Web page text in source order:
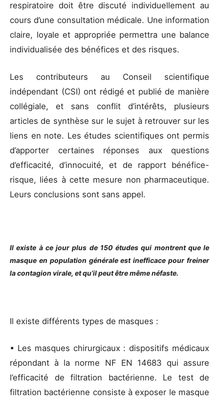
respiratoire doit être discuté individuellement au
cours d’une consultation médicale. Une information
claire, loyale et appropriée permettra une balance
individualisée des bénéfices et des risques.
Les contributeurs au Conseil scientifique
indépendant (CSI) ont rédigé et publié de manière
collégiale, et sans conflit d’intérêts, plusieurs
articles de synthèse sur le sujet à retrouver sur les
liens en note. Les études scientifiques ont permis
d’apporter certaines réponses aux questions
d’efficacité, d’innocuité, et de rapport bénéfice-
risque, liées à cette mesure non pharmaceutique.
Leurs conclusions sont sans appel.
Il existe à ce jour plus de 150 études qui montrent que le
masque en population générale est inefficace pour freiner
la contagion virale, et qu’il peut être même néfaste.
Il existe différents types de masques :
• Les masques chirurgicaux : dispositifs médicaux
répondant à la norme NF EN 14683 qui assure
l’efficacité de filtration bactérienne. Le test de
filtration bactérienne consiste à exposer le masque